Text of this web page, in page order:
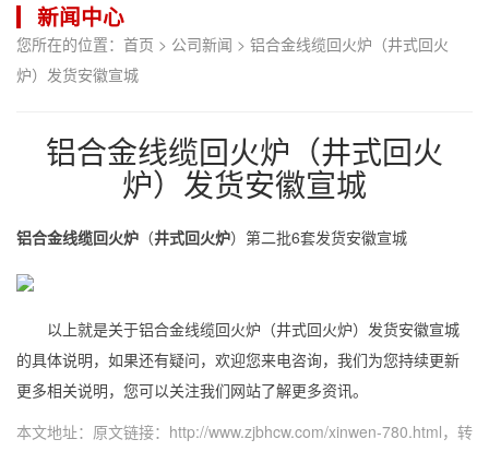
新闻中心
您所在的位置： 首页 > 公司新闻 > 铝合金线缆回火炉（井式回火
炉）发货安徽宣城
铝合金线缆回火炉（井式回火
炉）发货安徽宣城
铝合金线缆回火炉 （井式回火炉）第二批6套发货安徽宣城
以上就是关于铝合金线缆回火炉（井式回火炉）发货安徽宣城
的具体说明，如果还有疑问，欢迎您来电咨询，我们为您持续更新
更多相关说明，您可以关注我们网站了解更多资讯。
本文地址：原文链接： http://www.zjbhcw.com/xinwen-780.html，转